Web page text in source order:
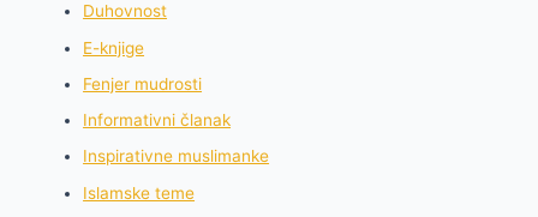
Duhovnost
E-knjige
Fenjer mudrosti
Informativni članak
Inspirativne muslimanke
Islamske teme